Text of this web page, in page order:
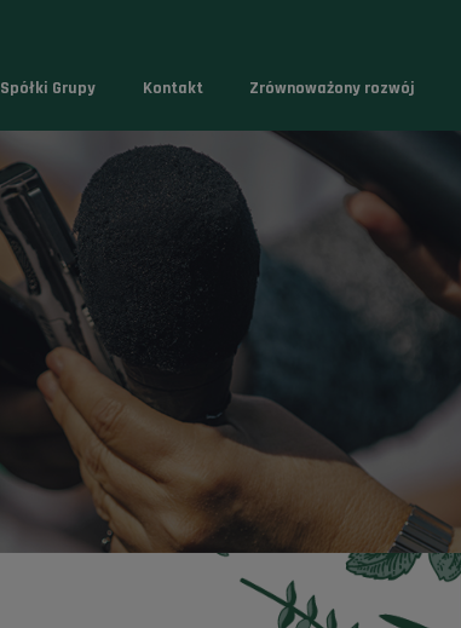
Spółki Grupy Kontakt Zrównoważony rozwój